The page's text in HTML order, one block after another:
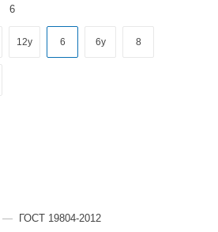
6
12у 6 6у 8
—
ГОСТ 19804-2012